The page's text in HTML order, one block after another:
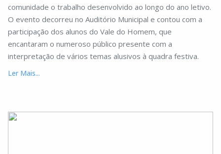
comunidade o trabalho desenvolvido ao longo do ano letivo.
O evento decorreu no Auditório Municipal e contou com a
participação dos alunos do Vale do Homem, que
encantaram o numeroso público presente com a
interpretação de vários temas alusivos à quadra festiva.
Ler Mais...